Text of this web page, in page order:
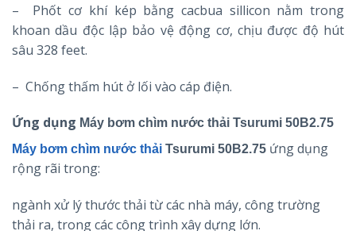
– Phốt cơ khí kép bằng cacbua sillicon nằm trong
khoan dầu độc lập bảo vệ động cơ, chịu được độ hút
sâu 328 feet.
– Chống thấm hút ở lối vào cáp điện.
Ứng dụng Máy bơm chìm nước thải Tsurumi 50B2.75
Máy bơm chìm nước thải Tsurumi 50B2.75 ứng dụng
rộng rãi trong:
ngành xử lý thước thải từ các nhà máy, công trường
thải ra, trong các công trình xây dựng lớn.